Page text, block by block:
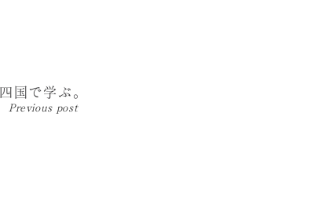
四国で学ぶ。
Previous post